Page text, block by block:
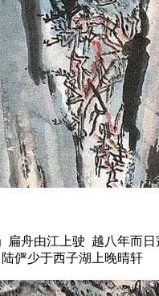
扁舟由江上驶 越八年而
俨少于西子湖上晚晴轩